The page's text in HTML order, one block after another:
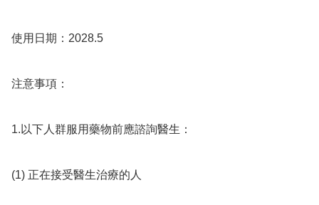
使用日期：2028.5
注意事項：
1.以下人群服用藥物前應諮詢醫生：
(1) 正在接受醫生治療的人